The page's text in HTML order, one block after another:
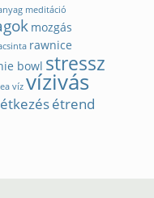
meditáció
mozgás
rawnice
bowl stressz
víz vízivás
étkezésétrend